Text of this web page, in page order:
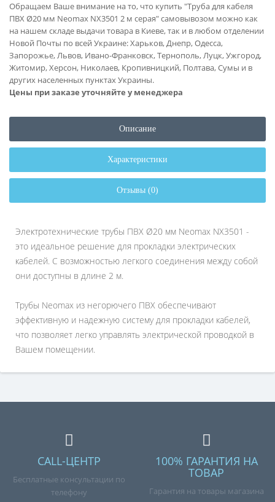
Обращаем Ваше внимание на то, что купить "Труба для кабеля
ПВХ Ø20 мм Neomax NX3501 2 м серая" самовывозом можно как
на нашем складе выдачи товара в Киеве, так и в любом отделении
Новой Почты по всей Украине: Харьков, Днепр, Одесса,
Запорожье, Львов, Ивано-Франковск, Тернополь, Луцк, Ужгород,
Житомир, Херсон, Николаев, Кропивницкий, Полтава, Сумы и в
других населенных пунктах Украины.
Цены при заказе уточняйте у менеджера
Описание
Характеристики
Отзывы (0)
Электротехнические трубы ПВХ Ø20 мм Neomax NX3501 -
это идеальное решение для прокладки электрических
кабелей. С возможностью легкого соединения между собой
они доступны в длине 2 м.
Трубы Neomax из негорючего ПВХ обеспечивают
эффективную и надежную систему для прокладки кабелей,
что позволяет легко управлять электрической проводкой в
Вашем помещении.
CALL-ЦЕНТР
Бесплатные консультации по
телефону
100% ГАРАНТИЯ НА
ТОВАР
Гарантия на товары магазина